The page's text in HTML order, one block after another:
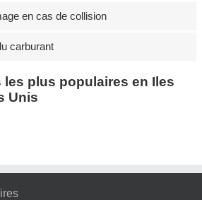
en cas de collision
carburant
plus populaires en Iles
Unis